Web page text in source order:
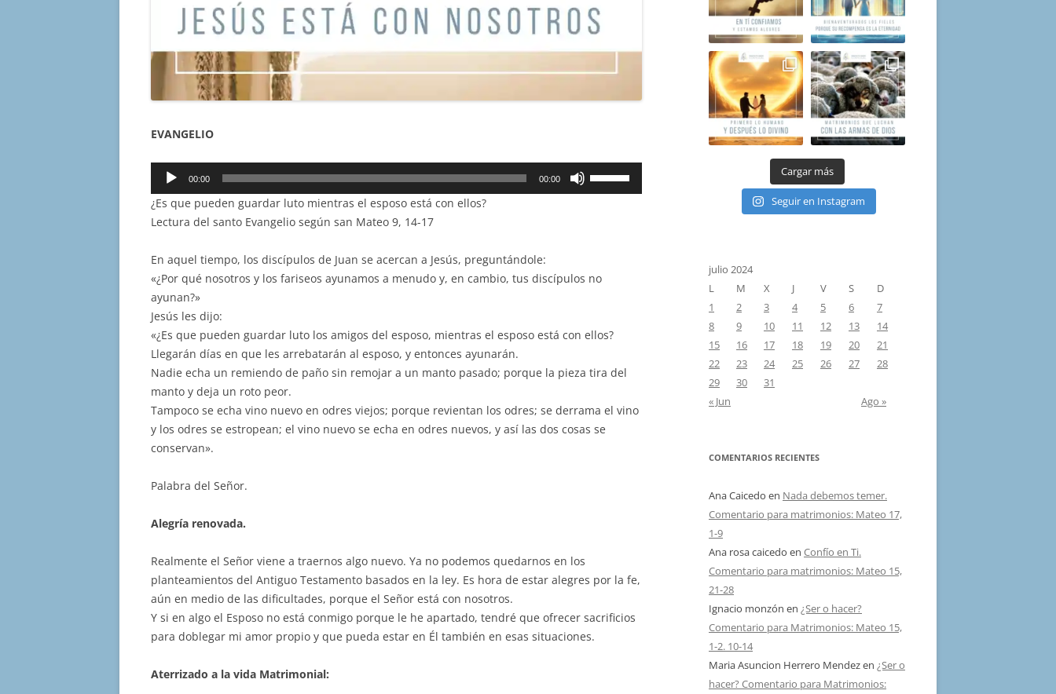
EVANGELIO
Reproductor
audio
00:00 00:00
para
disminuir
volumen.
¿Es que pueden guardar luto mientras el esposo está con ellos?
Lectura del santo Evangelio según san Mateo 9, 14-17
En aquel tiempo, los discípulos de Juan se acercan a Jesús, preguntándole:
«¿Por qué nosotros y los fariseos ayunamos a menudo y, en cambio, tus discípulos no
ayunan?»
Jesús les dijo:
«¿Es que pueden guardar luto los amigos del esposo, mientras el esposo está con ellos?
Llegarán días en que les arrebatarán al esposo, y entonces ayunarán.
Nadie echa un remiendo de paño sin remojar a un manto pasado; porque la pieza tira del
manto y deja un roto peor.
Tampoco se echa vino nuevo en odres viejos; porque revientan los odres; se derrama el vino
y los odres se estropean; el vino nuevo se echa en odres nuevos, y así las dos cosas se
conservan».
Palabra del Señor.
Alegría renovada.
Realmente el Señor viene a traernos algo nuevo. Ya no podemos quedarnos en los
planteamientos del Antiguo Testamento basados en la ley. Es hora de estar alegres por la fe,
aún en medio de las dificultades, porque el Señor está con nosotros.
Y si en algo el Esposo no está conmigo porque le he apartado, tendré que ofrecer sacrificios
para doblegar mi amor propio y que pueda estar en Él también en esas situaciones.
Aterrizado a la vida Matrimonial:
Cargar más
Seguir en Instagram
julio 2024
L
M X J V S
D
1
2 3 4 5 6
7
8
9 10 11 12 13
14
15
16 17 18 19 20
21
22
23 24 25 26 27
28
29
30
31
« Jun
Ago »
COMENTARIOS RECIENTES
Ana Caicedo en Nada debemos temer.
Comentario para matrimonios: Mateo 17,
1-9
Ana rosa caicedo en Confío en Ti.
Comentario para matrimonios: Mateo 15,
21-28
Ignacio monzón en ¿Ser o hacer?
Comentario para Matrimonios: Mateo 15,
1-2. 10-14
Maria Asuncion Herrero Mendezen ¿Ser o
hacer? Comentario para Matrimonios: